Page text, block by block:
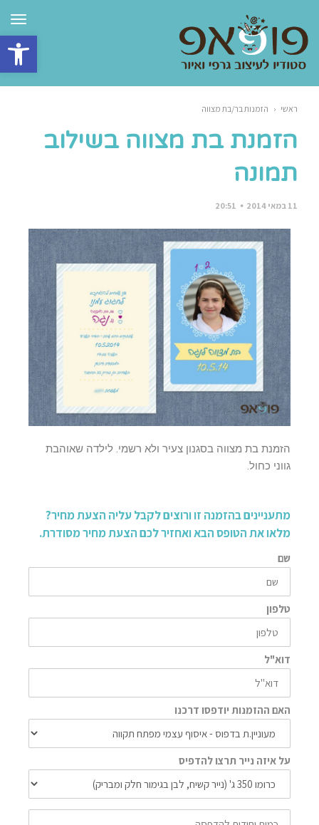
פתח
ראשי ‹ הזמנות בר/בת מצווה
הזמנת בת מצווה בשילוב
תמונה
11 במאי 2014 20:51
הזמנת בת מצווה בסגנון צעיר ולא רשמי. לילדה שאוהבת
גווני כחול.
מתעניינים בהזמנה זו ורוצים לקבל עליה הצעת מחיר?
מלאו את הטופס הבא ואחזיר לכם הצעת מחיר מסודרת.
שם
טלפון
דוא"ל
האם ההזמנות יודפסו דרכנו
על איזה נייר תרצו להדפיס